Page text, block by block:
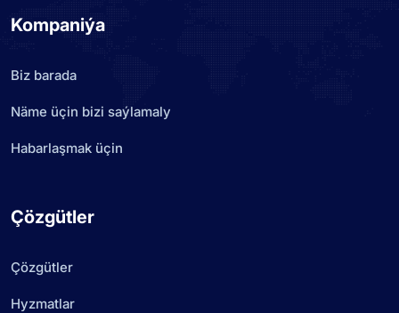
Kompaniýa
Biz barada
Näme üçin bizi saýlamaly
Habarlaşmak üçin
Çözgütler
Çözgütler
Hyzmatlar